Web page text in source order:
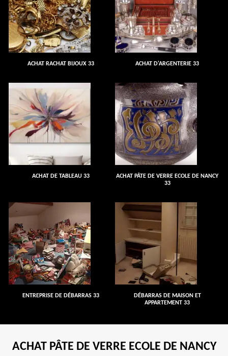
ACHAT RACHAT BIJOUX 33 ACHAT D'ARGENTERIE 33
ACHAT DE TABLEAU 33
ACHAT PÂTE DE VERRE ECOLE DE NANCY
33
ENTREPRISE DE DÉBARRAS 33
DÉBARRAS DE MAISON ET
APPARTEMENT 33
ACHAT PÂTE DE VERRE ECOLE DE NANCY